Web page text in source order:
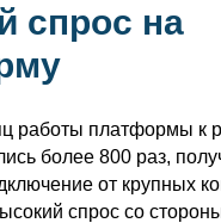
спрос на
работы платформы к
более 800 раз,
от крупных
спрос со